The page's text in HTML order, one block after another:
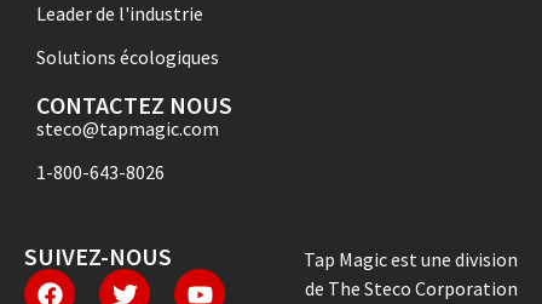
Leader de l'industrie
Solutions écologiques
CONTACTEZ NOUS
steco@tapmagic.com
1-800-643-8026
SUIVEZ-NOUS
Tap Magic est une division
de The Steco Corporation